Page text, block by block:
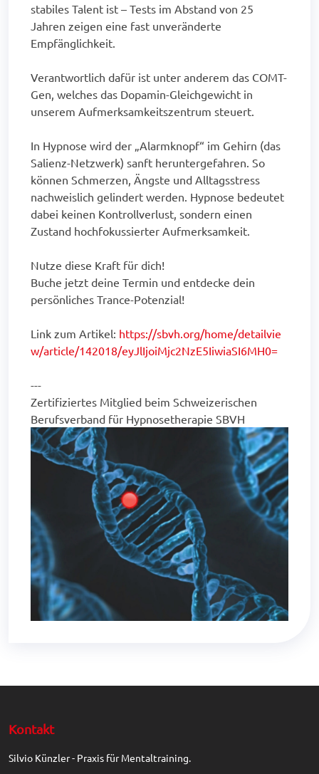
stabiles Talent ist – Tests im Abstand von 25
Jahren zeigen eine fast unveränderte
Empfänglichkeit.
Verantwortlich dafür ist unter anderem das COMT-
Gen, welches das Dopamin-Gleichgewicht in
unserem Aufmerksamkeitszentrum steuert.
In Hypnose wird der „Alarmknopf“ im Gehirn (das
Salienz-Netzwerk) sanft heruntergefahren. So
können Schmerzen, Ängste und Alltagsstress
nachweislich gelindert werden. Hypnose bedeutet
dabei keinen Kontrollverlust, sondern einen
Zustand hochfokussierter Aufmerksamkeit.
Nutze diese Kraft für dich!
Buche jetzt deine Termin und entdecke dein
persönliches Trance-Potenzial!
Link zum Artikel: https://sbvh.org/home/detailvie
w/article/142018/eyJlIjoiMjc2NzE5IiwiaSI6MH0=
---
Zertifiziertes Mitglied beim Schweizerischen
Berufsverband für Hypnosetherapie SBVH
Kontakt
Silvio Künzler - Praxis für Mentaltraining.